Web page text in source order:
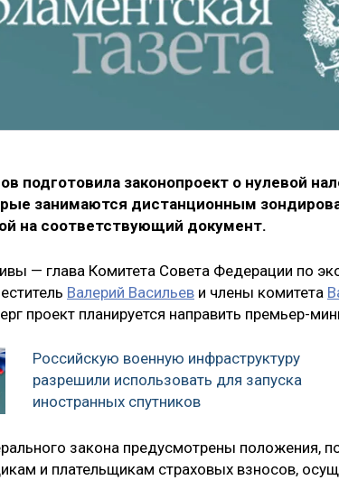
подготовила законопроект о нулевой
занимаются дистанционным
на соответствующий документ.
— глава Комитета Совета Федерации по
Валерий Васильев и члены комитета
проект планируется направить премьер-
Российскую военную инфраструктуру
разрешили использовать для запуска
иностранных спутников
закона предусмотрены положения,
и плательщикам страховых взносов,